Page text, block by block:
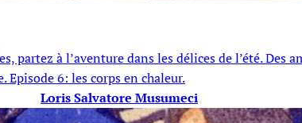
partez à l’aventure dans les délices de l’été.
Episode 6: les corps en chaleur.
Loris Salvatore Musumeci